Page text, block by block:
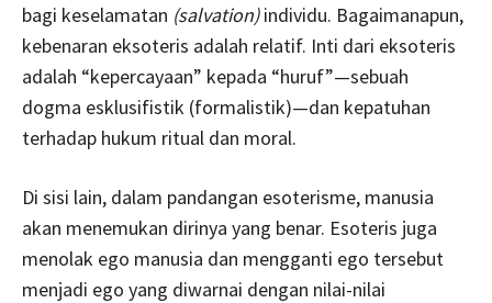
bagi keselamatan (salvation)individu. Bagaimanapun,
kebenaran eksoteris adalah relatif. Inti dari eksoteris
adalah “kepercayaan” kepada “huruf”—sebuah
dogma esklusifistik (formalistik)—dan kepatuhan
terhadap hukum ritual dan moral.
Di sisi lain, dalam pandangan esoterisme, manusia
akan menemukan dirinya yang benar. Esoteris juga
menolak ego manusia dan mengganti ego tersebut
menjadi ego yang diwarnai dengan nilai-nilai